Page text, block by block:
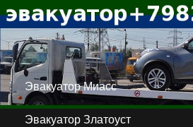
Эвакуатор Миасс
Эвакуатор Златоуст